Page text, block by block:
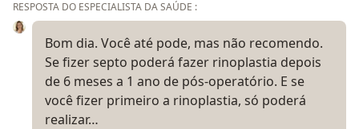
RESPOSTA DO ESPECIALISTA DA SAÚDE :
Bom dia. Você até pode, mas não recomendo.
Se fizer septo poderá fazer rinoplastia depois
de 6 meses a 1 ano de pós-operatório. E se
você fizer primeiro a rinoplastia, só poderá
realizar…